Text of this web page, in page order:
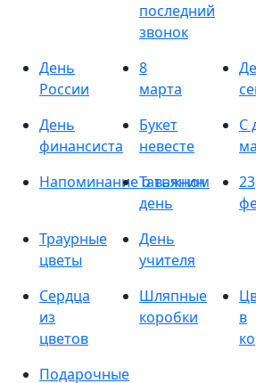
последний
звонок
День
России
8
марта
День
финансиста
Букет
невесте
С
Напоминание о важном
Татьянин
день
23
Траурные
цветы
День
учителя
Сердца
из
цветов
Шляпные
коробки
в
Подарочные